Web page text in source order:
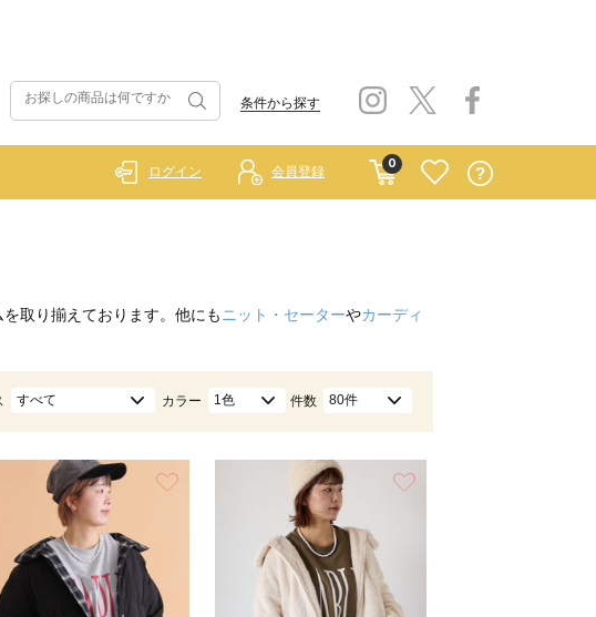
条件から探す
0
ログイン 会員登録
取り揃えております。他にも ニット・セーターやカーディ
すべて カラー 1色 件数 80件